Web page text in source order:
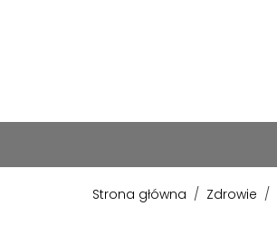
Strona główna / Zdrowie /